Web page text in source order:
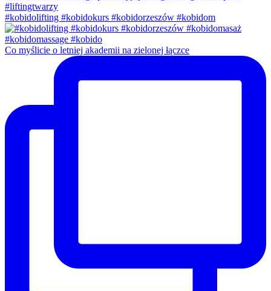
#kobidolifting #kobidokurs #kobidorzeszów #kobidom
Co myślicie o letniej akademii na zielonej łączce